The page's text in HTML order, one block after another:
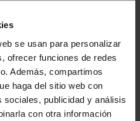
se usan para personalizar
ofrecer funciones de redes
Además, compartimos
haga del sitio web con
sociales, publicidad y análisis
con otra información
alimentación.
TxD+/-, RxD+/-,
, GND.
con entornos
Macho y 1 x Terminal-
x 72 x 22 mm.